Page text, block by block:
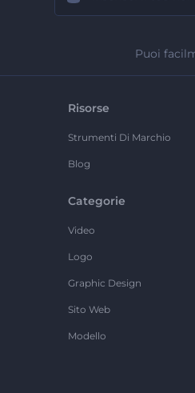
Puoi
Risorse
Strumenti Di Marchio
Blog
Categorie
Video
Logo
Graphic Design
Sito Web
Modello